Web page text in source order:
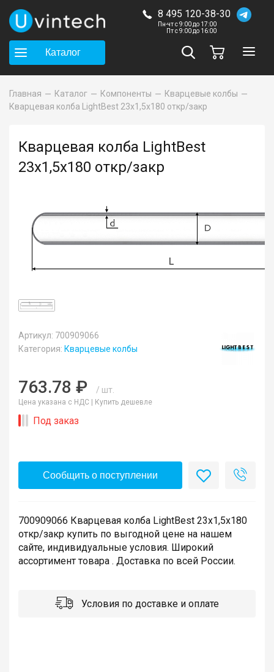
8 495 120-38-30
Пн-чт с 9:00 до 17:00
Пт с 9:00 до 16:00
Каталог
Главная Каталог Компоненты
Кварцевые колбы
Кварцевая колба LightBest 23x1,5x180 откр/закр
Кварцевая колба LightBest
23x1,5x180 откр/закр
Артикул: 700909066
Категория: Кварцевые колбы
763.78 ₽ / шт.
Цена указана с НДС | Купить дешевле
Под заказ
Сообщить о поступлении
700909066 Кварцевая колба LightBest 23x1,5x180
откр/закр купить по выгодной цене на нашем
сайте, индивидуальные условия. Широкий
ассортимент товара . Доставка по всей России.
Условия по доставке и оплате